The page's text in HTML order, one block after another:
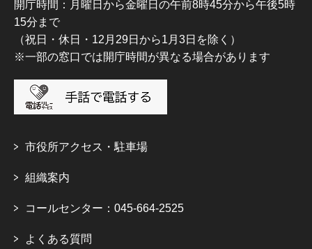
開庁時間：月曜日から金曜日の午前8時45分から午後5時
15分まで
（祝日・休日・12月29日から1月3日を除く）
※一部の窓口では開庁時間が異なる場合があります
市役所アクセス・駐車場
組織案内
コールセンター：045-664-2525
よくある質問